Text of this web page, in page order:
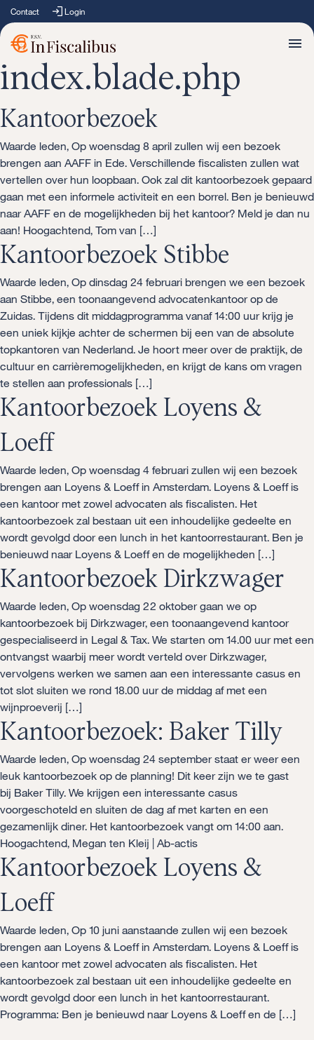
Contact Login
index.blade.php
Kantoorbezoek
Waarde leden, Op woensdag 8 april zullen wij een bezoek
brengen aan AAFF in Ede. Verschillende fiscalisten zullen wat
vertellen over hun loopbaan. Ook zal dit kantoorbezoek gepaard
gaan met een informele activiteit en een borrel. Ben je benieuwd
naar AAFF en de mogelijkheden bij het kantoor? Meld je dan nu
aan! Hoogachtend, Tom van […]
Kantoorbezoek Stibbe
Waarde leden, Op dinsdag 24 februari brengen we een bezoek
aan Stibbe, een toonaangevend advocatenkantoor op de
Zuidas. Tijdens dit middagprogramma vanaf 14:00 uur krijg je
een uniek kijkje achter de schermen bij een van de absolute
topkantoren van Nederland. Je hoort meer over de praktijk, de
cultuur en carrièremogelijkheden, en krijgt de kans om vragen
te stellen aan professionals […]
Kantoorbezoek Loyens &
Loeff
Waarde leden, Op woensdag 4 februari zullen wij een bezoek
brengen aan Loyens & Loeff in Amsterdam. Loyens & Loeff is
een kantoor met zowel advocaten als fiscalisten. Het
kantoorbezoek zal bestaan uit een inhoudelijke gedeelte en
wordt gevolgd door een lunch in het kantoorrestaurant. Ben je
benieuwd naar Loyens & Loeff en de mogelijkheden […]
Kantoorbezoek Dirkzwager
Waarde leden, Op woensdag 22 oktober gaan we op
kantoorbezoek bij Dirkzwager, een toonaangevend kantoor
gespecialiseerd in Legal & Tax. We starten om 14.00 uur met een
ontvangst waarbij meer wordt verteld over Dirkzwager,
vervolgens werken we samen aan een interessante casus en
tot slot sluiten we rond 18.00 uur de middag af met een
wijnproeverij […]
Kantoorbezoek: Baker Tilly
Waarde leden, Op woensdag 24 september staat er weer een
leuk kantoorbezoek op de planning! Dit keer zijn we te gast
bij Baker Tilly. We krijgen een interessante casus
voorgeschoteld en sluiten de dag af met karten en een
gezamenlijk diner. Het kantoorbezoek vangt om 14:00 aan.
Hoogachtend, Megan ten Kleij | Ab-actis
Kantoorbezoek Loyens &
Loeff
Waarde leden, Op 10 juni aanstaande zullen wij een bezoek
brengen aan Loyens & Loeff in Amsterdam. Loyens & Loeff is
een kantoor met zowel advocaten als fiscalisten. Het
kantoorbezoek zal bestaan uit een inhoudelijke gedeelte en
wordt gevolgd door een lunch in het kantoorrestaurant.
Programma: Ben je benieuwd naar Loyens & Loeff en de […]